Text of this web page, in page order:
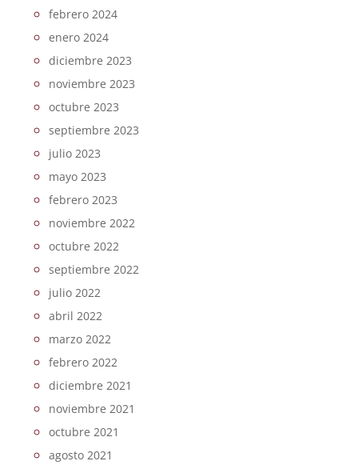
febrero 2024
enero 2024
diciembre 2023
noviembre 2023
octubre 2023
septiembre 2023
julio 2023
mayo 2023
febrero 2023
noviembre 2022
octubre 2022
septiembre 2022
julio 2022
abril 2022
marzo 2022
febrero 2022
diciembre 2021
noviembre 2021
octubre 2021
agosto 2021